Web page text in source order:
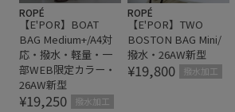
ROPÉ
【E'POR】BOAT
BAG Medium+/A4対
応・撥水・軽量・一
部WEB限定カラー・
26AW新型
¥19,250 撥水加工
ROPÉ
【E'POR】TWO
BOSTON BAG Mini/
撥水・26AW新型
¥19,800 撥水加工